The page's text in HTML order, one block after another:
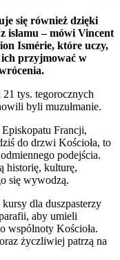
się również dzięki
islamu – mówi Vincent
Ismérie, które uczy,
ich przyjmować w
21 tys. tegorocznych
byli muzułmanie.
Francji,
do drzwi Kościoła, to
podejścia.
historię, kulturę,
się wywodzą.
dla duszpasterzy
aby umieli
wspólnoty Kościoła.
życzliwiej patrzą na